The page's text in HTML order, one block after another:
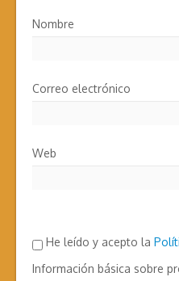
Nombre
Correo electrónico
Web
He leído y acepto la
Información básica sobre